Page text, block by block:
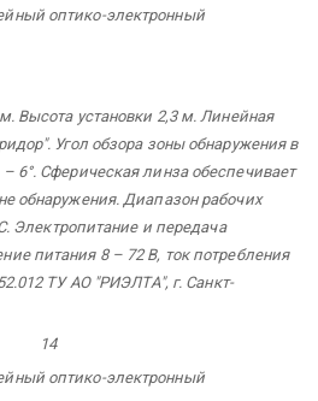
оптико-электронный
Высота установки 2,3 м. Линейная
Угол обзора зоны обнаружения в
6°. Сферическая линза обеспечивает
обнаружения. Диапазон рабочих
Электропитание и передача
питания 8 – 72 В, ток потребления
ТУ АО "РИЭЛТА", г. Санкт-
14
оптико-электронный